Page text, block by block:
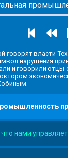
говорят власти
нарушения
и говорили
что нами